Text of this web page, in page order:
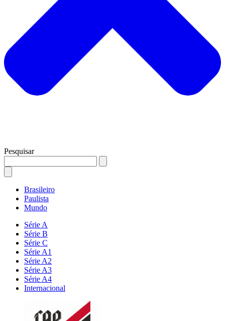
Pesquisar
Brasileiro
Paulista
Mundo
Série A
Série B
Série C
Série A1
Série A2
Série A3
Série A4
Internacional